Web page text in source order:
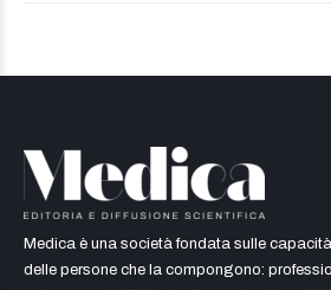
Medica è una società fondata sulle
delle persone che la compongono: